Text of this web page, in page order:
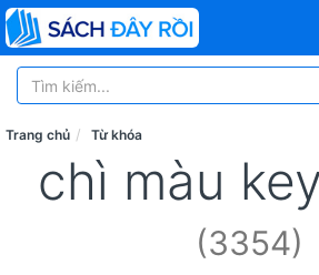
Trang chủ Từ khóa
chì màu
(3354)